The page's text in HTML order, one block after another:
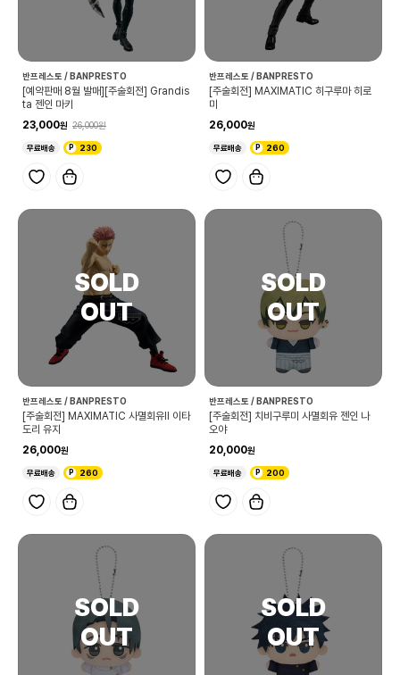
반프레스토 / BANPRESTO
[예약판매 8월 발매][주술회전] Grandis
ta 젠인 마키
23,000
26,000
무료배송 230
반프레스토 / BANPRESTO
[주술회전] MAXIMATIC 히구루마 히로
미
26,000
무료배송 260
반프레스토 / BANPRESTO
[주술회전] MAXIMATIC 사멸회유Ⅱ 이타
도리 유지
26,000
무료배송 260
반프레스토 / BANPRESTO
[주술회전] 치비구루미 사멸회유 젠인 나
오야
20,000
무료배송 200